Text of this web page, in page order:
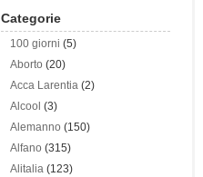
Categorie
100 giorni (5)
Aborto (20)
Acca Larentia (2)
Alcool (3)
Alemanno (150)
Alfano (315)
Alitalia (123)